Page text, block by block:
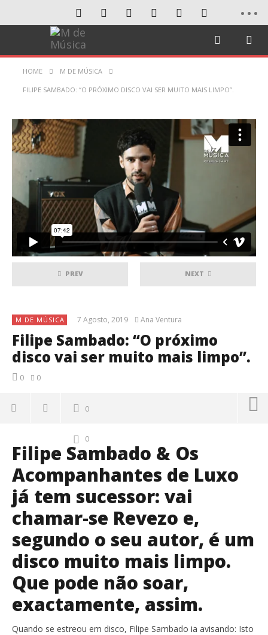
HOME M DE MÚSICA
FILIPE SAMBADO: “O PRÓXIMO DISCO VAI SER MUITO MAIS LIMPO”.
PREV NEXT
M DE MÚSICA 7 Agosto, 2019 Ana Ventura
Filipe Sambado: “O próximo
disco vai ser muito mais limpo”.
0 0
0
0
NOW VIEWING
Filipe Sambado: “O próximo disco vai ser muito mais
limpo”.
Filipe Sambado & Os
Acompanhantes de Luxo
já tem sucessor: vai
chamar-se Revezo e,
segundo o seu autor, é um
disco muito mais limpo.
Que pode não soar,
exactamente, assim.
Quando se estreou em disco, Filipe Sambado ia avisando: Isto